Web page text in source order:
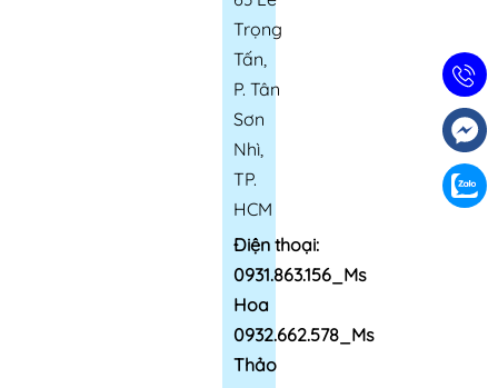
Trọng
Tấn,
P. Tân
Sơn
Nhì,
TP.
HCM
Điện thoại:
0931.863.156_Ms
Hoa
0932.662.578_Ms
Thảo